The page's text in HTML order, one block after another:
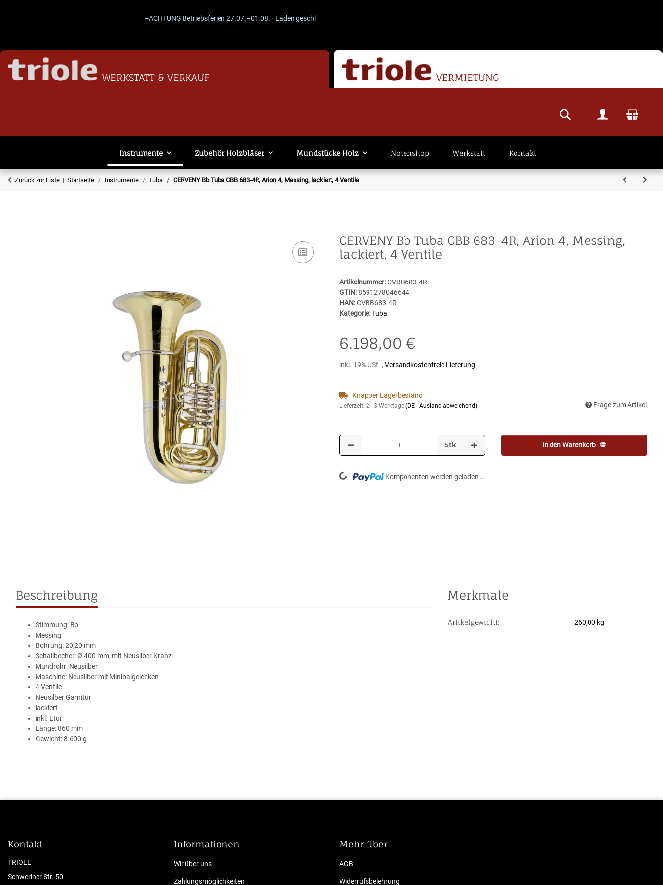
--ACHTUNG Betriebsferien 27.07.–01.08. · Laden geschlossen · Versand läuft weiter. -- ACHTUNG --
WERKSTATT & VERKAUF VERMIETUNG
Instrumente Zubehör Holzbläser Mundstücke Holz Notenshop Werkstatt Kontakt
Zurück zur Liste Startseite Instrumente Tuba CERVENY Bb Tuba CBB 683-4R, Arion 4, Messing, lackiert, 4 Ventile
CERVENY Bb Tuba CBB 683-4R, Arion 4, Messing,
lackiert, 4 Ventile
Artikelnummer:CVBB683-4R
GTIN:8591278046644
HAN:CVBB683-4R
Kategorie:Tuba
6.198,00 €
inkl. 19% USt. , Versandkostenfreie Lieferung
Knapper Lagerbestand
Lieferzeit: 2 - 3 Werktage (DE - Ausland abweichend) Frage zum Artikel
Stk In den Warenkorb
Loading... Komponenten werden geladen ...
Beschreibung
Stimmung: Bb
Messing
Bohrung: 20,20 mm
Schallbecher: Ø 400 mm, mit Neusilber Kranz
Mundrohr: Neusilber
Maschine: Neusilber mit Minibalgelenken
4 Ventile
Neusilber Garnitur
lackiert
inkl. Etui
Länge: 860 mm
Gewicht: 8.600 g
Merkmale
Produkteigenschaft
Wert
Artikelgewicht: 260,00 kg
Kontakt
TRIOLE
Schweriner Str. 50
Informationen
Wir über uns
Zahlungsmöglichkeiten
Mehr über
AGB
Widerrufsbelehrung